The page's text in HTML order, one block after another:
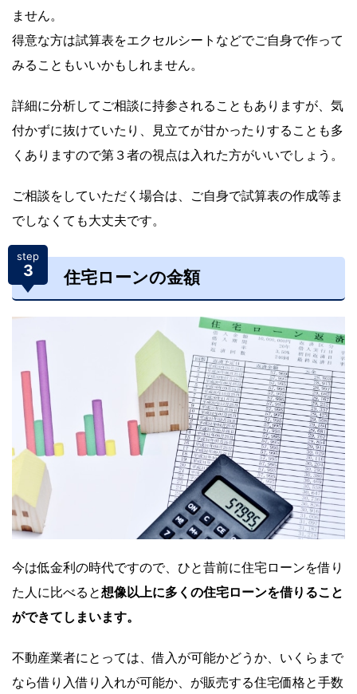
ません。
得意な方は試算表をエクセルシートなどでご自身で作って
みることもいいかもしれません。
詳細に分析してご相談に持参されることもありますが、気
付かずに抜けていたり、見立てが甘かったりすることも多
くありますので第３者の視点は入れた方がいいでしょう。
ご相談をしていただく場合は、ご自身で試算表の作成等ま
でしなくても大丈夫です。
step
3 住宅ローンの金額
今は低金利の時代ですので、ひと昔前に住宅ローンを借り
た人に比べると想像以上に多くの住宅ローンを借りること
ができてしまいます。
不動産業者にとっては、借入が可能かどうか、いくらまで
なら借り入借り入れが可能か、が販売する住宅価格と手数